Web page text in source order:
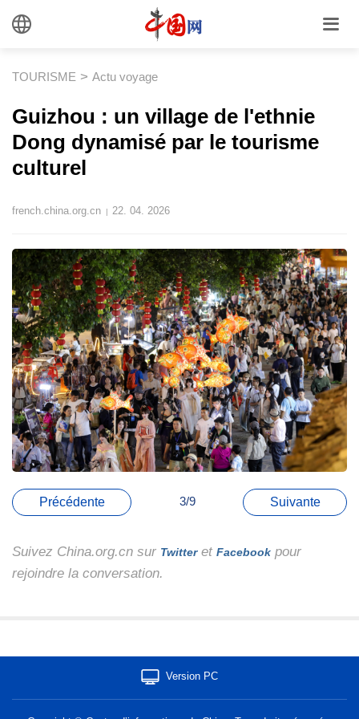
TOURISME > Actu voyage
​Guizhou : un village de l'ethnie
Dong dynamisé par le tourisme
culturel
french.china.org.cn | 22. 04. 2026
Précédente 3/9 Suivante
Suivez China.org.cn sur Twitteret Facebook pour
rejoindre la conversation.
Version PC